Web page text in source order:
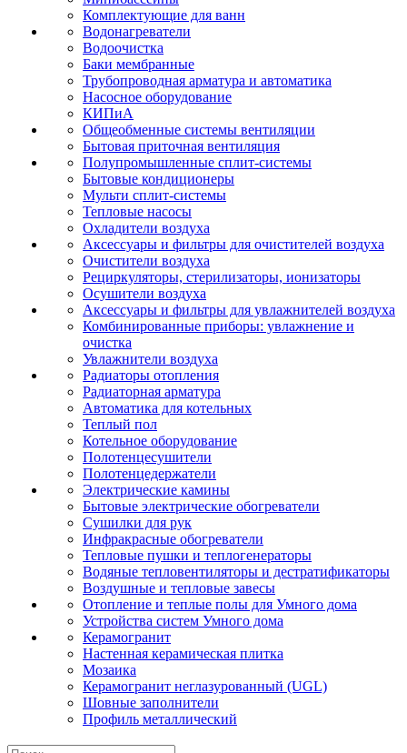
Комплектующие для ванн
Водонагреватели
Водоочистка
Баки мембранные
Трубопроводная арматура и автоматика
Насосное оборудование
КИПиА
Общеобменные системы вентиляции
Бытовая приточная вентиляция
Полупромышленные сплит-системы
Бытовые кондиционеры
Мульти сплит-системы
Тепловые насосы
Охладители воздуха
Аксессуары и фильтры для очистителей воздуха
Очистители воздуха
Рециркуляторы, стерилизаторы, ионизаторы
Осушители воздуха
Аксессуары и фильтры для увлажнителей воздуха
Комбинированные приборы: увлажнение и
очистка
Увлажнители воздуха
Радиаторы отопления
Радиаторная арматура
Автоматика для котельных
Теплый пол
Котельное оборудование
Полотенцесушители
Полотенцедержатели
Электрические камины
Бытовые электрические обогреватели
Сушилки для рук
Инфракрасные обогреватели
Тепловые пушки и теплогенераторы
Водяные тепловентиляторы и дестратификаторы
Воздушные и тепловые завесы
Отопление и теплые полы для Умного дома
Устройства систем Умного дома
Керамогранит
Настенная керамическая плитка
Мозаика
Керамогранит неглазурованный (UGL)
Шовные заполнители
Профиль металлический